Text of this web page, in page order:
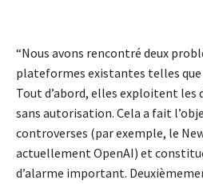
“Nous avons rencontré deux
plateformes existantes telles que
Tout d’abord, elles exploitent les
sans autorisation. Cela a fait
controverses (par exemple, le
actuellement OpenAI) et
d’alarme important.